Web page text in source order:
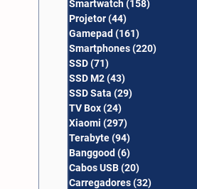
Smartwatch(158)
Projetor(44)
Gamepad (161)
Smartphones(220)
SSD(71)
SSD M2(43)
SSD Sata (29)
TV Box(24)
Xiaomi (297)
Terabyte(94)
Banggood (6)
Cabos USB(20)
Carregadores(32)